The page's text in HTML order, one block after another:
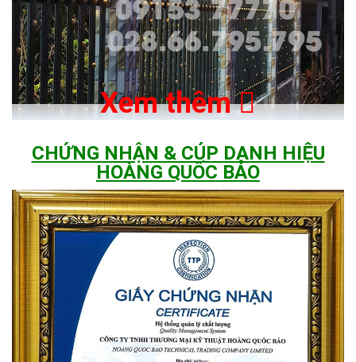
Xem thêm
CHỨNG NHẬN & CÚP DANH HIỆU
HOÀNG QUỐC BẢO